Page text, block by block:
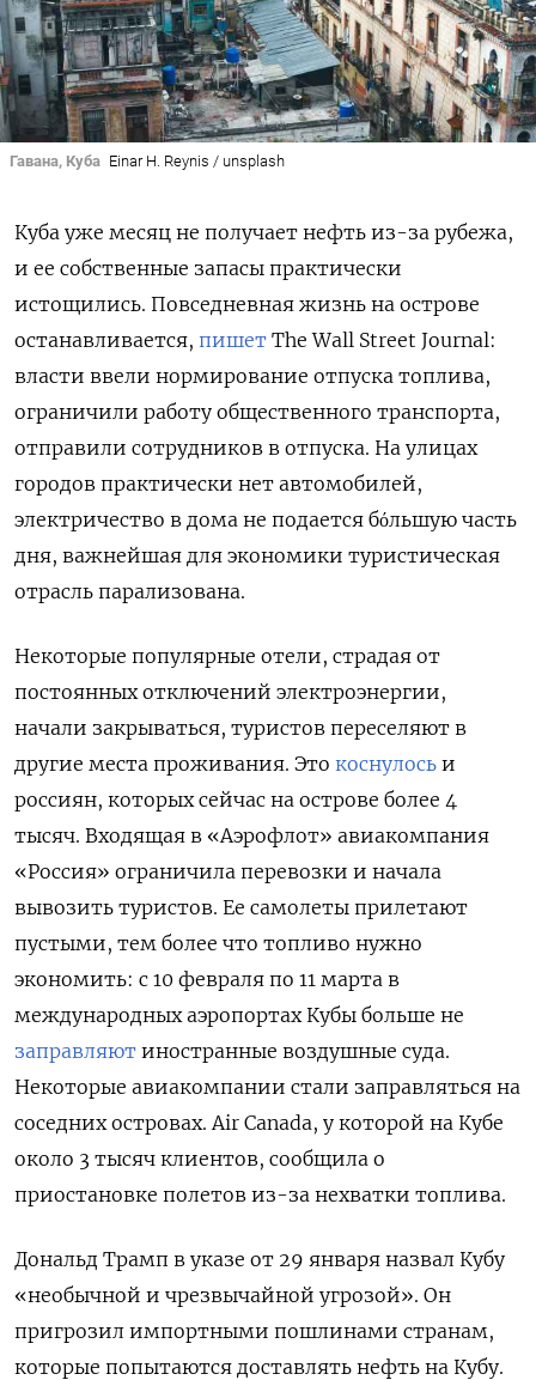
Гавана, Куба Einar H. Reynis / unsplash
Куба уже месяц не получает нефть из-за рубежа,
и ее собственные запасы практически
истощились. Повседневная жизнь на острове
останавливается, пишет The Wall Street Journal:
власти ввели нормирование отпуска топлива,
ограничили работу общественного транспорта,
отправили сотрудников в отпуска. На улицах
городов практически нет автомобилей,
электричество в дома не подается бόльшую часть
дня, важнейшая для экономики туристическая
отрасль парализована.
Некоторые популярные отели, страдая от
постоянных отключений электроэнергии,
начали закрываться, туристов переселяют в
другие места проживания. Это коснулось и
россиян, которых сейчас на острове более 4
тысяч. Входящая в «Аэрофлот» авиакомпания
«Россия» ограничила перевозки и начала
вывозить туристов. Ее самолеты прилетают
пустыми, тем более что топливо нужно
экономить: с 10 февраля по 11 марта в
международных аэропортах Кубы больше не
заправляют иностранные воздушные суда.
Некоторые авиакомпании стали заправляться на
соседних островах. Air Canada, у которой на Кубе
около 3 тысяч клиентов, сообщила о
приостановке полетов из-за нехватки топлива.
Дональд Трамп в указе от 29 января назвал Кубу
«необычной и чрезвычайной угрозой». Он
пригрозил импортными пошлинами странам,
которые попытаются доставлять нефть на Кубу.